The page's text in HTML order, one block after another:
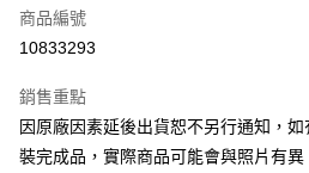
Google Pay
大哥付你分期
相關說明
【大哥付你分期使用說明】
商品編號
10833293
銷售重點
因原廠因素延後出貨恕不另行通知，
裝完成品，實際商品可能會與照片有異